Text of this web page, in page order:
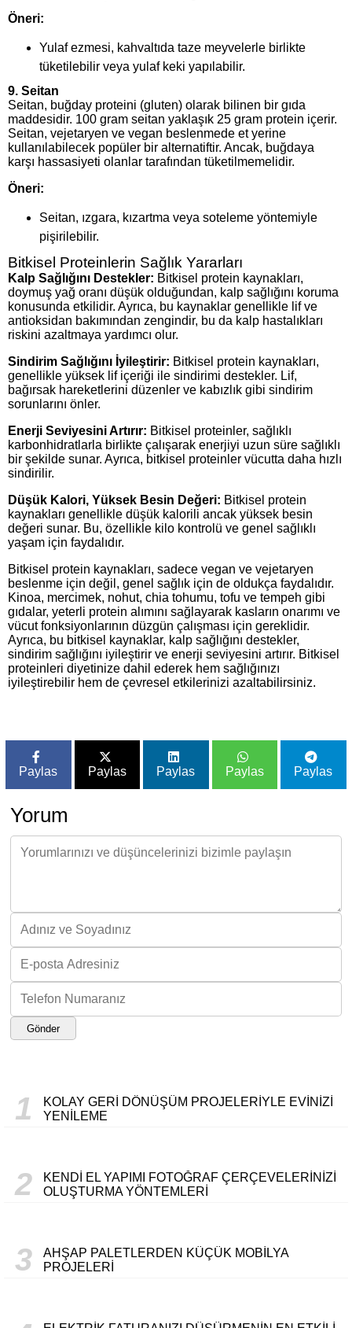
Öneri:
Yulaf ezmesi, kahvaltıda taze meyvelerle birlikte
tüketilebilir veya yulaf keki yapılabilir.
9. Seitan
Seitan, buğday proteini (gluten) olarak bilinen bir gıda
maddesidir. 100 gram seitan yaklaşık 25 gram protein içerir.
Seitan, vejetaryen ve vegan beslenmede et yerine
kullanılabilecek popüler bir alternatiftir. Ancak, buğdaya
karşı hassasiyeti olanlar tarafından tüketilmemelidir.
Öneri:
Seitan, ızgara, kızartma veya soteleme yöntemiyle
pişirilebilir.
Bitkisel Proteinlerin Sağlık Yararları
Kalp Sağlığını Destekler: Bitkisel protein kaynakları,
doymuş yağ oranı düşük olduğundan, kalp sağlığını koruma
konusunda etkilidir. Ayrıca, bu kaynaklar genellikle lif ve
antioksidan bakımından zengindir, bu da kalp hastalıkları
riskini azaltmaya yardımcı olur.
Sindirim Sağlığını İyileştirir: Bitkisel protein kaynakları,
genellikle yüksek lif içeriği ile sindirimi destekler. Lif,
bağırsak hareketlerini düzenler ve kabızlık gibi sindirim
sorunlarını önler.
Enerji Seviyesini Artırır: Bitkisel proteinler, sağlıklı
karbonhidratlarla birlikte çalışarak enerjiyi uzun süre sağlıklı
bir şekilde sunar. Ayrıca, bitkisel proteinler vücutta daha hızlı
sindirilir.
Düşük Kalori, Yüksek Besin Değeri: Bitkisel protein
kaynakları genellikle düşük kalorili ancak yüksek besin
değeri sunar. Bu, özellikle kilo kontrolü ve genel sağlıklı
yaşam için faydalıdır.
Bitkisel protein kaynakları, sadece vegan ve vejetaryen
beslenme için değil, genel sağlık için de oldukça faydalıdır.
Kinoa, mercimek, nohut, chia tohumu, tofu ve tempeh gibi
gıdalar, yeterli protein alımını sağlayarak kasların onarımı ve
vücut fonksiyonlarının düzgün çalışması için gereklidir.
Ayrıca, bu bitkisel kaynaklar, kalp sağlığını destekler,
sindirim sağlığını iyileştirir ve enerji seviyesini artırır. Bitkisel
proteinleri diyetinize dahil ederek hem sağlığınızı
iyileştirebilir hem de çevresel etkilerinizi azaltabilirsiniz.
Paylas Paylas Paylas Paylas Paylas
Yorum
Gönder
1
KOLAY GERI DÖNÜŞÜM PROJELERIYLE EVINIZI
YENILEME
2
KENDI EL YAPIMI FOTOĞRAF ÇERÇEVELERINIZI
OLUŞTURMA YÖNTEMLERI
3
AHŞAP PALETLERDEN KÜÇÜK MOBILYA
PROJELERI